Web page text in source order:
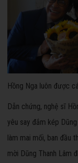
Hồng Nga luôn được
Dẫn chứng, nghệ sĩ
yêu say đắm kép
làm mai mối, ban đầu
mời Dũng Thanh Lâm